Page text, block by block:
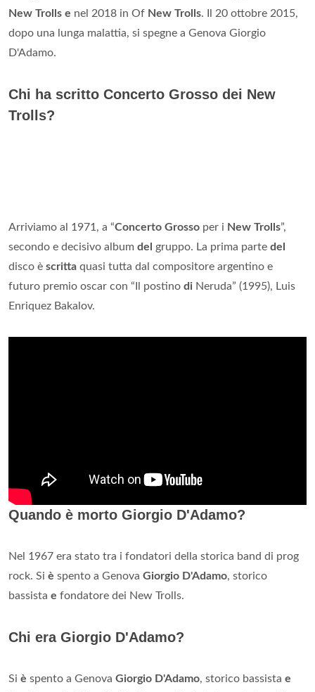
New Trolls e nel 2018 in Of New Trolls. Il 20 ottobre 2015,
dopo una lunga malattia, si spegne a Genova Giorgio
D'Adamo.
Chi ha scritto Concerto Grosso dei New
Trolls?
Arriviamo al 1971, a “Concerto Grosso per i New Trolls”,
secondo e decisivo album del gruppo. La prima parte del
disco è scritta quasi tutta dal compositore argentino e
futuro premio oscar con “Il postino di Neruda” (1995), Luis
Enriquez Bakalov.
Quando è morto Giorgio D'Adamo?
Nel 1967 era stato tra i fondatori della storica band di prog
rock. Si è spento a Genova Giorgio D'Adamo, storico
bassista e fondatore dei New Trolls.
Chi era Giorgio D'Adamo?
Si è spento a Genova Giorgio D'Adamo, storico bassista e